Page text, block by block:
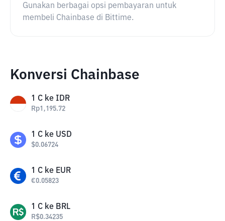
Gunakan berbagai opsi pembayaran untuk
membeli Chainbase di Bittime.
Konversi Chainbase
1 C ke IDR
Rp1,195.72
1 C ke USD
$0.06724
1 C ke EUR
€0.05823
1 C ke BRL
R$0.34235